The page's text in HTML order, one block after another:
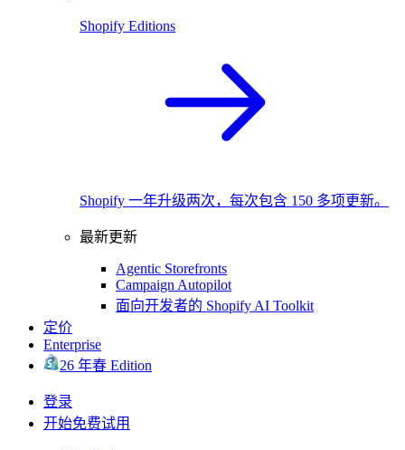
Shopify Editions
Shopify 一年升级两次，每次包含 150 多项更新。
最新更新
Agentic Storefronts
Campaign Autopilot
面向开发者的 Shopify AI Toolkit
定价
Enterprise
26 年春 Edition
登录
开始免费试用